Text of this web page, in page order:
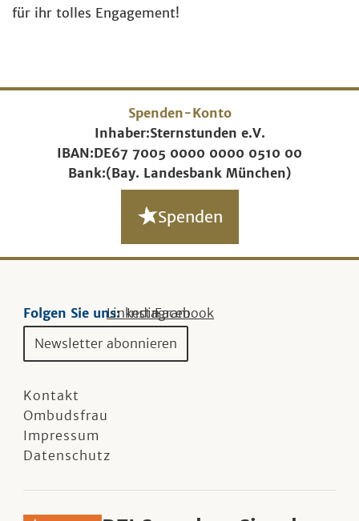
für ihr tolles Engagement!
Spenden-Konto
Inhaber:Sternstunden e.V.
IBAN:DE67 7005 0000 0000 0510 00
Bank:(Bay. Landesbank München)
Spenden
Folgen Sie uns:Linkedin
Instagram
Facebook
Newsletter abonnieren
Kontakt
Ombudsfrau
Impressum
Datenschutz